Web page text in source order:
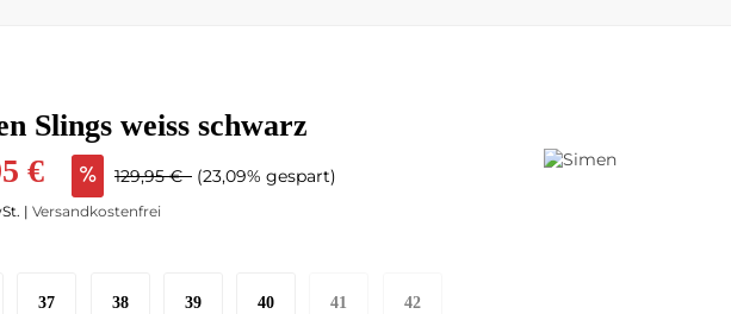
Slings weiss schwarz
€ 129,95 € (23,09% gespart)
| Versandkostenfrei
37 38 39 40 41 42